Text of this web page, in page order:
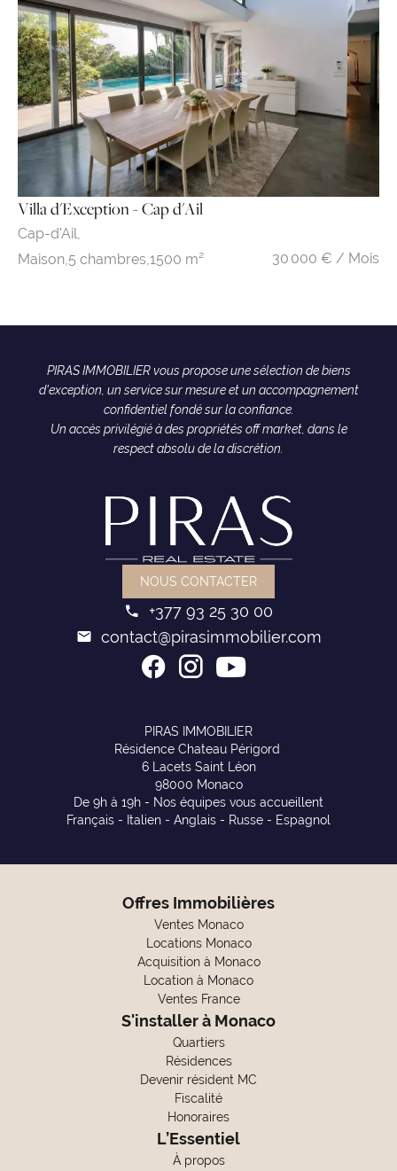
Villa d'Exception - Cap d'Ail
Cap-d'Ail,
Maison, 5 chambres, 1500 m² 30 000 € / Mois
PIRAS IMMOBILIER vous propose une sélection de biens
d'exception, un service sur mesure et un accompagnement
confidentiel fondé sur la confiance.
Un accès privilégié à des propriétés off market, dans le
respect absolu de la discrétion.
NOUS CONTACTER
+377 93 25 30 00
contact@pirasimmobilier.com
PIRAS IMMOBILIER
Résidence Chateau Périgord
6 Lacets Saint Léon
98000 Monaco
De 9h à 19h - Nos équipes vous accueillent
Français - Italien - Anglais - Russe - Espagnol
Offres Immobilières
Ventes Monaco
Locations Monaco
Acquisition à Monaco
Location à Monaco
Ventes France
S'installer à Monaco
Quartiers
Résidences
Devenir résident MC
Fiscalité
Honoraires
L’Essentiel
À propos